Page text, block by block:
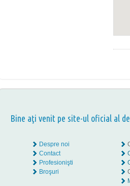
Bine aţi venit pe site-ul oficial al
Despre noi
Contact
Profesionişti
Broşuri